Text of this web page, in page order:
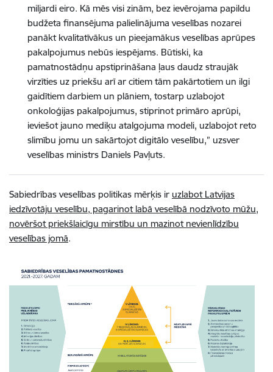
miljardi eiro. Kā mēs visi zinām, bez ievērojama papildu
budžeta finansējuma palielinājuma veselības nozarei
panākt kvalitatīvākus un pieejamākus veselības aprūpes
pakalpojumus nebūs iespējams. Būtiski, ka
pamatnostādņu apstiprināšana ļaus daudz straujāk
virzīties uz priekšu arī ar citiem tām pakārtotiem un ilgi
gaidītiem darbiem un plāniem, tostarp uzlabojot
onkoloģijas pakalpojumus, stiprinot primāro aprūpi,
ieviešot jauno mediķu atalgojuma modeli, uzlabojot reto
slimību jomu un sakārtojot digitālo veselību,” uzsver
veselības ministrs Daniels Pavļuts.
Sabiedrības veselības politikas mērķis ir uzlabot Latvijas
iedzīvotāju veselību, pagarinot labā veselībā nodzīvoto mūžu,
novēršot priekšlaicīgu mirstību un mazinot nevienlīdzību
veselības jomā.